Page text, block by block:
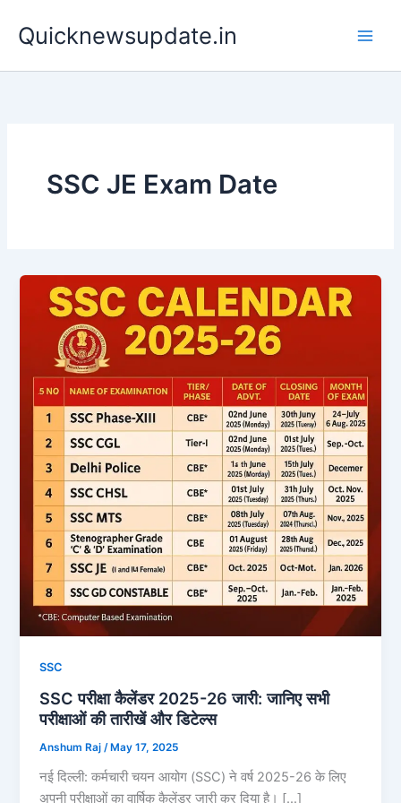
Quicknewsupdate.in
SSC JE Exam Date
SSC
SSC परीक्षा कैलेंडर 2025-26 जारी: जानिए सभी
परीक्षाओं की तारीखें और डिटेल्स
Anshum Raj/ May 17, 2025
नई दिल्ली: कर्मचारी चयन आयोग (SSC) ने वर्ष 2025-26 के लिए
अपनी परीक्षाओं का वार्षिक कैलेंडर जारी कर दिया है। […]